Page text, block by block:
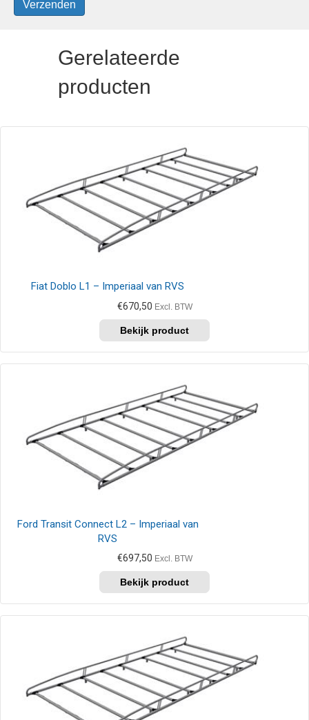
Gerelateerde
producten
Fiat Doblo L1 – Imperiaal van RVS
€670,50 Excl. BTW
product
heeft
meerdere
Deze
optie
kan
gekozen
worden
op
Ford Transit Connect L2 – Imperiaal van
RVS
€697,50 Excl. BTW
product
heeft
meerdere
Deze
optie
kan
gekozen
worden
op